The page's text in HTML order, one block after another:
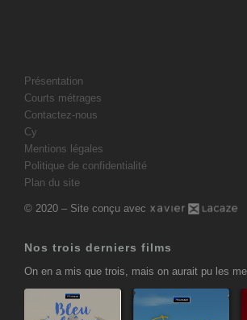
Présentation
Courts métrages
Contactez-nous
Cy
Mentions légales
Politique de confidentialité
Plan du site
© 2020 – Site conçu avec
Nos trois derniers films
On en a mis que trois, mais on aurait pu les